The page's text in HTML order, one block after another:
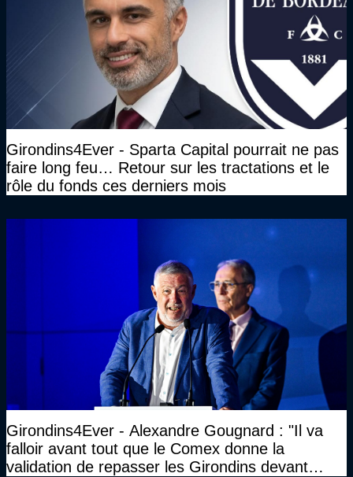
Girondins4Ever - Sparta Capital pourrait ne pas
faire long feu… Retour sur les tractations et le
rôle du fonds ces derniers mois
Girondins4Ever - Alexandre Gougnard : "Il va
falloir avant tout que le Comex donne la
validation de repasser les Girondins devant